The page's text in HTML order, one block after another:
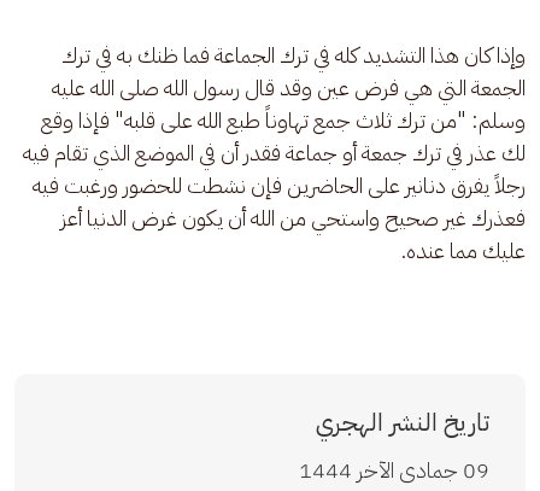
وإذا كان هذا التشديد كله في ترك الجماعة فما ظنك به في ترك
الجمعة التي هي فرض عين وقد قال رسول الله صلى الله عليه
وسلم: "من ترك ثلاث جمع تهاوناً طبع الله على قلبه" فإذا وقع
لك عذر في ترك جمعة أو جماعة فقدر أن في الموضع الذي تقام فيه
رجلاً يفرق دنانير على الحاضرين فإن نشطت للحضور ورغبت فيه
فعذرك غير صحيح واستحي من الله أن يكون غرض الدنيا أعز
عليك مما عنده.
تاريخ النشر الهجري
09 جمادى الآخر 1444